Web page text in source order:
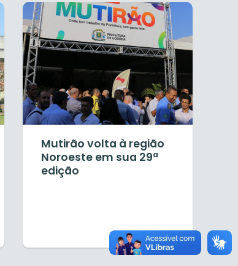
Mutirão volta à região
Noroeste em sua 29ª
edição